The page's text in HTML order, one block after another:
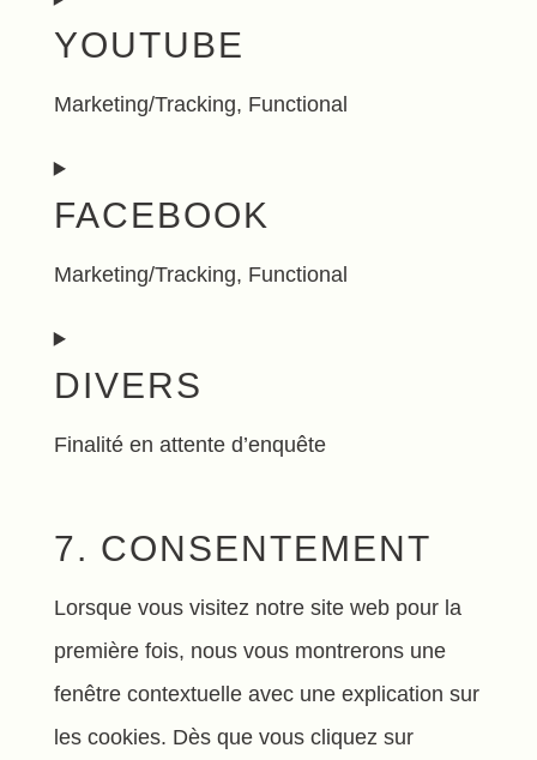
to
YOUTUBE
Marketing/Tracking, Functional
Consent
to
FACEBOOK
Marketing/Tracking, Functional
Consent
to
DIVERS
Finalité en attente d’enquête
to
divers
7. CONSENTEMENT
Lorsque vous visitez notre site web pour la
première fois, nous vous montrerons une
fenêtre contextuelle avec une explication sur
les cookies. Dès que vous cliquez sur